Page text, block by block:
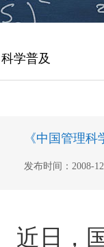
科学普及
《中国管理
发布时间：2008-
近日，